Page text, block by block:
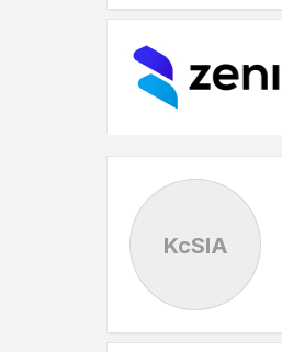
KcSIA